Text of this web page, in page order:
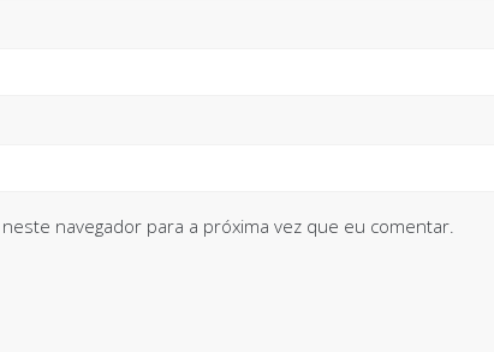
navegador para a próxima vez que eu comentar.